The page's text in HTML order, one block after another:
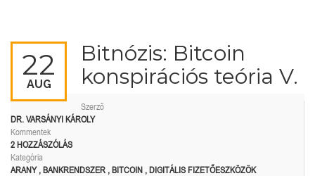
22
AUG
Bitnózis: Bitcoin
konspirációs teória V.
Szerző
DR. VARSÁNYI KÁROLY
Kommentek
2 HOZZÁSZÓLÁS
Kategória
ARANY, BANKRENDSZER , BITCOIN , DIGITÁLIS FIZETŐESZKÖZÖK